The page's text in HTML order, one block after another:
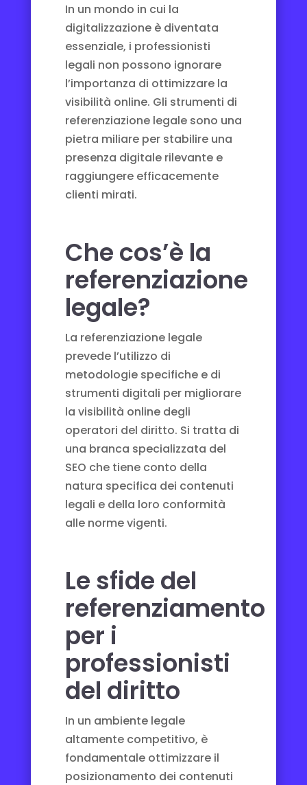
In un mondo in cui la
digitalizzazione è diventata
essenziale, i professionisti
legali non possono ignorare
l’importanza di ottimizzare la
visibilità online. Gli strumenti di
referenziazione legale sono una
pietra miliare per stabilire una
presenza digitale rilevante e
raggiungere efficacemente
clienti mirati.
Che cos’è la
referenziazione
legale?
La referenziazione legale
prevede l’utilizzo di
metodologie specifiche e di
strumenti digitali per migliorare
la visibilità online degli
operatori del diritto. Si tratta di
una branca specializzata del
SEO che tiene conto della
natura specifica dei contenuti
legali e della loro conformità
alle norme vigenti.
Le sfide del
referenziamento
per i
professionisti
del diritto
In un ambiente legale
altamente competitivo, è
fondamentale ottimizzare il
posizionamento dei contenuti